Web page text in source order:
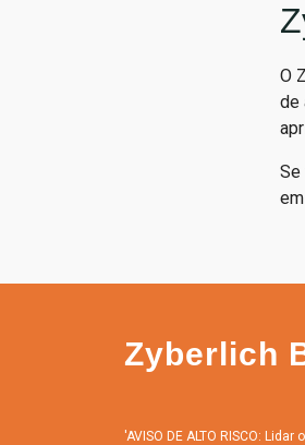
O
de
Se
Zyberlich
'AVISO DE ALTO RISCO: